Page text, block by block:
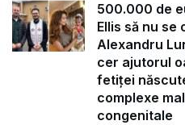
500.000 de
Ellis să nu se
Alexandru
cer ajutorul
fetiței
complexe
congenitale